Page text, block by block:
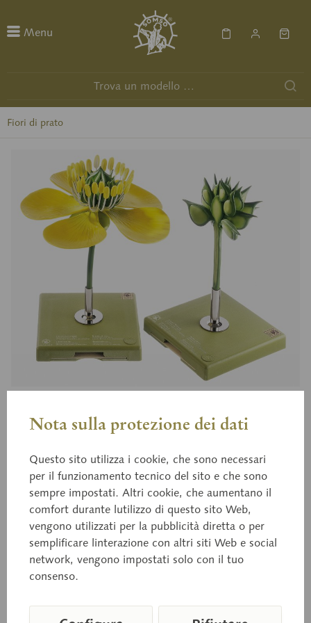
Menu
Fiori di prato
BoS 15/20
Sardonia, Ranunculus acer, ingrandimento del
petalo 10x ca., del frutto 20x ca., in plastica
SOMSO-Plast®. Secondo il Prof. Dr. Weber.Non
scomponibile. Petalo: altezza 34 cm, larghezza 26
cm, profondità 26 cm, peso 0,7 kg. Il petalo BoS
anche come modelli singoli.
Nota sulla protezione dei dati
Questo sito utilizza i cookie, che sono necessari
per il funzionamento tecnico del sito e che sono
sempre impostati. Altri cookie, che aumentano il
comfort durante lutilizzo di questo sito Web,
vengono utilizzati per la pubblicità diretta o per
semplificare linterazione con altri siti Web e social
network, vengono impostati solo con il tuo
consenso.